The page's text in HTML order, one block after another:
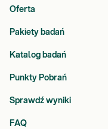
Oferta
Pakiety badań
Katalog badań
Punkty Pobrań
Sprawdź wyniki
FAQ